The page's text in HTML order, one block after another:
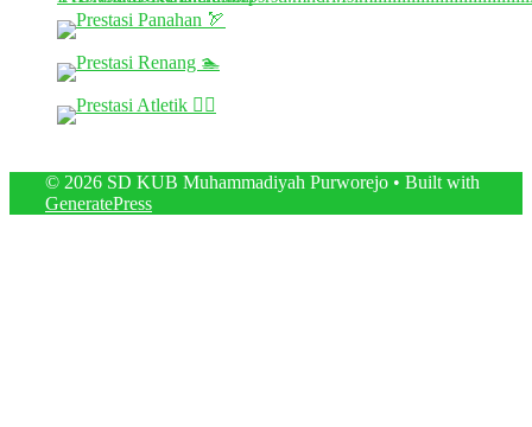
© 2026 SD KUB Muhammadiyah Purworejo • Built with
GeneratePress